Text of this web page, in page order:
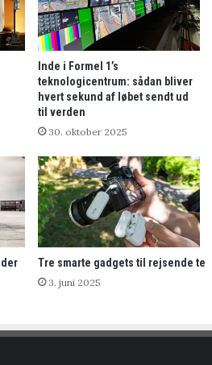
Inde i Formel 1’s
teknologicentrum: sådan bliver
hvert sekund af løbet sendt ud
til verden
30. oktober 2025
Tre smarte gadgets til rejsende
3. juni 2025